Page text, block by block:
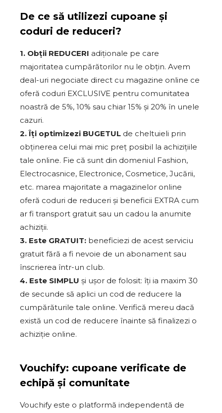
De ce să utilizezi cupoane și
coduri de reduceri?
1. Obții REDUCERI adiționale pe care
majoritatea cumpărătorilor nu le obțin. Avem
deal-uri negociate direct cu magazine online ce
oferă coduri EXCLUSIVE pentru comunitatea
noastră de 5%, 10% sau chiar 15% și 20% în unele
cazuri.
2. Îți optimizezi BUGETUL de cheltuieli prin
obținerea celui mai mic preț posibil la achizițiile
tale online. Fie că sunt din domeniul Fashion,
Electrocasnice, Electronice, Cosmetice, Jucării,
etc. marea majoritate a magazinelor online
oferă coduri de reduceri și beneficii EXTRA cum
ar fi transport gratuit sau un cadou la anumite
achiziții.
3. Este GRATUIT: beneficiezi de acest serviciu
gratuit fără a fi nevoie de un abonament sau
înscrierea într-un club.
4. Este SIMPLU și ușor de folosit: îți ia maxim 30
de secunde să aplici un cod de reducere la
cumpărăturile tale online. Verifică mereu dacă
există un cod de reducere înainte să finalizezi o
achiziție online.
Vouchify: cupoane verificate de
echipă și comunitate
Vouchify este o platformă independentă de